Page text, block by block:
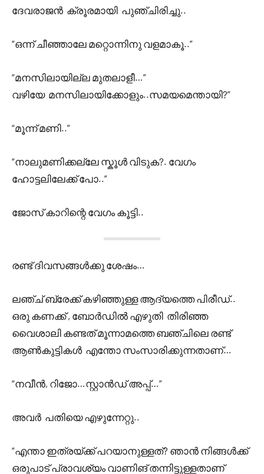
ദേവരാജൻ ക്രൂരമായി പുഞ്ചിരിച്ചു..
“ഒന്ന് ചീഞ്ഞാലേ മറ്റൊന്നിനു വളമാകൂ..”
“മനസിലായില്ല മുതലാളീ…”
വഴിയേ മനസിലായിക്കോളും..സമയമെന്തായി?”
“മൂന്ന് മണി..”
“നാലുമണിക്കല്ലേ സ്കൂൾ വിടുക?. വേഗം
ഹോട്ടലിലേക്ക് പോ..”
ജോസ് കാറിന്റെ വേഗം കൂട്ടി..
രണ്ട് ദിവസങ്ങൾക്കു ശേഷം…
ലഞ്ച് ബ്രേക്ക് കഴിഞ്ഞുള്ള ആദ്യത്തെ പിരീഡ്..
ഒരു കണക്ക് , ബോർഡിൽ എഴുതി തിരിഞ്ഞ
വൈശാലി കണ്ടത് മൂന്നാമത്തെ ബഞ്ചിലെ രണ്ട്
ആൺകുട്ടികൾ എന്തോ സംസാരിക്കുന്നതാണ്…
“നവീൻ, റിജോ…സ്റ്റാൻഡ് അപ്പ്…”
അവർ പതിയെ എഴുന്നേറ്റു..
“എന്താ ഇത്രയ്ക്ക് പറയാനുള്ളത്? ഞാൻ നിങ്ങൾക്ക്
ഒരുപാട് പ്രാവശ്യം വാണിങ് തന്നിട്ടുള്ളതാണ്